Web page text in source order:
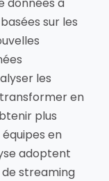
sur les
les
en
plus
en
adoptent
streaming